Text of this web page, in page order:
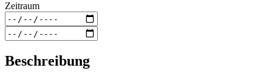
Zeitraum
Beschreibung